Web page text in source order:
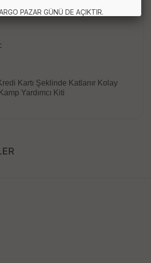
13 gram
Kartı Şeklinde Katlanır Kolay
Yardımcı Kiti
PAZAR GÜNÜ DE AÇIKTIR.